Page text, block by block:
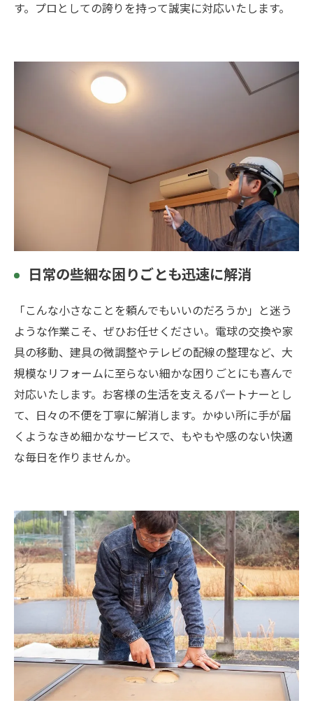
す。プロとしての誇りを持って誠実に対応いたします。
日常の些細な困りごとも迅速に解消
「こんな小さなことを頼んでもいいのだろうか」と迷う
ような作業こそ、ぜひお任せください。電球の交換や家
具の移動、建具の微調整やテレビの配線の整理など、大
規模なリフォームに至らない細かな困りごとにも喜んで
対応いたします。お客様の生活を支えるパートナーとし
て、日々の不便を丁寧に解消します。かゆい所に手が届
くようなきめ細かなサービスで、もやもや感のない快適
な毎日を作りませんか。